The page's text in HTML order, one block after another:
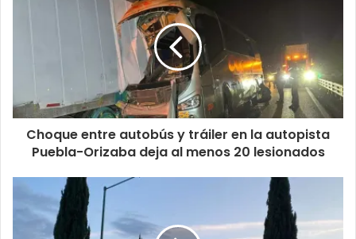
Choque entre autobús y tráiler en la autopista
Puebla-Orizaba deja al menos 20 lesionados